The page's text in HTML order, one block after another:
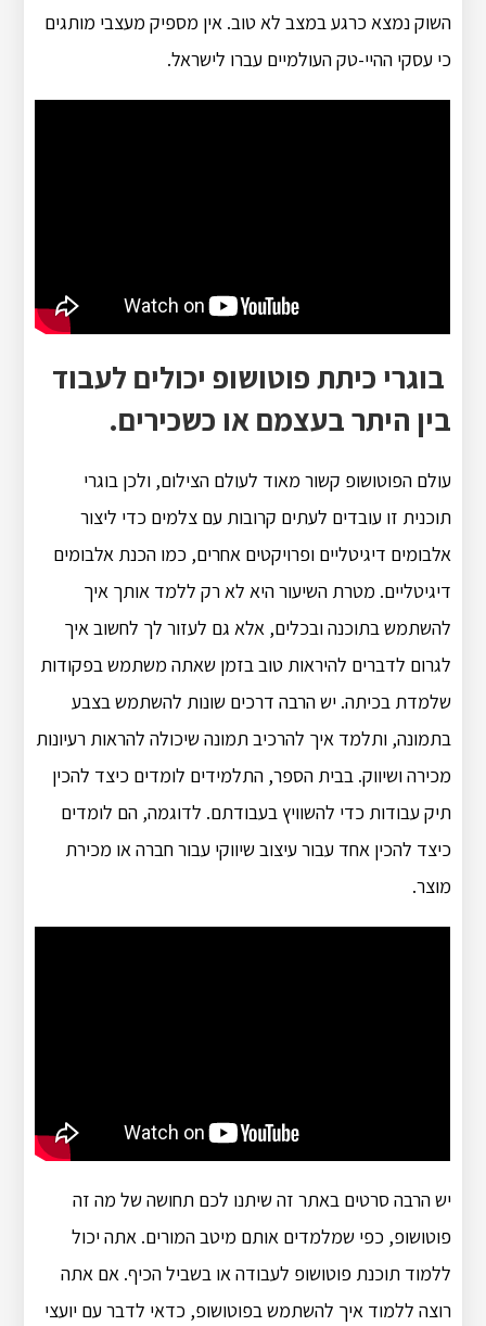
השוק נמצא כרגע במצב לא טוב. אין מספיק מעצבי מותגים
כי עסקי ההיי-טק העולמיים עברו לישראל.
בוגרי כיתת פוטושופ יכולים לעבוד
בין היתר בעצמם או כשכירים.
עולם הפוטושופ קשור מאוד לעולם הצילום, ולכן בוגרי
תוכנית זו עובדים לעתים קרובות עם צלמים כדי ליצור
אלבומים דיגיטליים ופרויקטים אחרים, כמו הכנת אלבומים
דיגיטליים. מטרת השיעור היא לא רק ללמד אותך איך
להשתמש בתוכנה ובכלים, אלא גם לעזור לך לחשוב איך
לגרום לדברים להיראות טוב בזמן שאתה משתמש בפקודות
שלמדת בכיתה. יש הרבה דרכים שונות להשתמש בצבע
בתמונה, ותלמד איך להרכיב תמונה שיכולה להראות רעיונות
מכירה ושיווק. בבית הספר, התלמידים לומדים כיצד להכין
תיק עבודות כדי להשוויץ בעבודתם. לדוגמה, הם לומדים
כיצד להכין אחד עבור עיצוב שיווקי עבור חברה או מכירת
מוצר.
יש הרבה סרטים באתר זה שיתנו לכם תחושה של מה זה
פוטושופ, כפי שמלמדים אותם מיטב המורים. אתה יכול
ללמוד תוכנת פוטושופ לעבודה או בשביל הכיף. אם אתה
רוצה ללמוד איך להשתמש בפוטושופ, כדאי לדבר עם יועצי